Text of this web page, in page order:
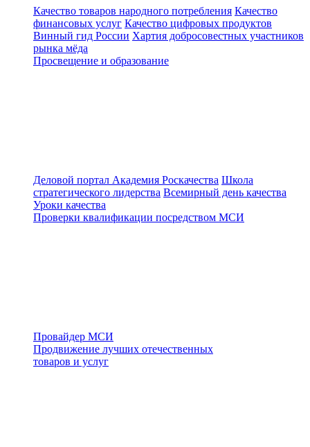
Качество товаров народного потребления Качество
финансовых услуг Качество цифровых продуктов
Винный гид России Хартия добросовестных участников
рынка мёда
Просвещение и образование
Деловой портал Академия Роскачества Школа
стратегического лидерства Всемирный день качества
Уроки качества
Проверки квалификации посредством МСИ
Провайдер МСИ
Продвижение лучших отечественных
товаров и услуг